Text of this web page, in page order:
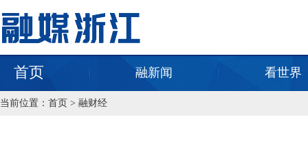
首页 融新闻 看世界
当前位置： 首页 > 融财经